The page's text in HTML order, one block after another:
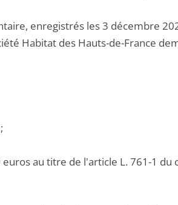
enregistrés les 3 décembre
Habitat des Hauts-de-France
au titre de l'article L. 761-1 du